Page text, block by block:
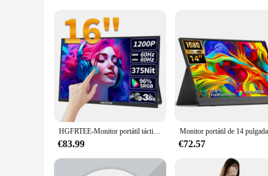
Features:
|Vendors|
**Unmatched Speed and Reliability**
The Unidad de estado sólido PCIe® NVMe™ Value M 2
lightning-fast data transfer speeds that are crucial for
up with your needs. Its compact form factor is not only
enthusiasts.
**Versatile Storage Solutions**
With a variety of storage capacities available, the
looking to upgrade your laptop or build a high-
HGFRTEE-Monitor portátil táctil de 16 pulgadas, pantalla de 16:10, 96% sRGB, 350cd/m², con soporte, Compatible con HDMI tipo C
€83.99 €72.57